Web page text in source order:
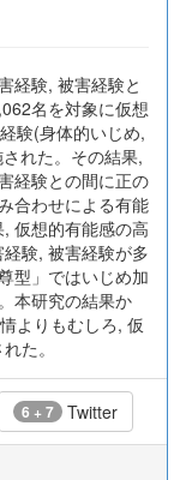
経験, 被害経験と
名を対象に仮想
験(身体的いじめ,
れた。その結果,
経験との間に正の
合わせによる有能
仮想的有能感の高
験, 被害経験が多
型」ではいじめ加
本研究の結果か
よりもむしろ, 仮
た。
6 + 7 Twitter